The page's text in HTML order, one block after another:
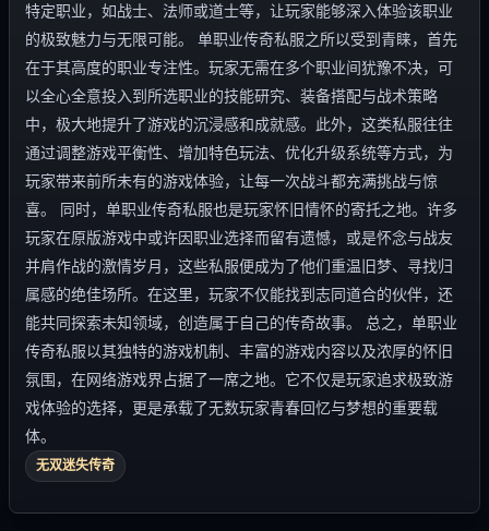
特定职业，如战士、法师或道士等，让玩家能够深入体验该职业
的极致魅力与无限可能。 单职业传奇私服之所以受到青睐，首先
在于其高度的职业专注性。玩家无需在多个职业间犹豫不决，可
以全心全意投入到所选职业的技能研究、装备搭配与战术策略
中，极大地提升了游戏的沉浸感和成就感。此外，这类私服往往
通过调整游戏平衡性、增加特色玩法、优化升级系统等方式，为
玩家带来前所未有的游戏体验，让每一次战斗都充满挑战与惊
喜。 同时，单职业传奇私服也是玩家怀旧情怀的寄托之地。许多
玩家在原版游戏中或许因职业选择而留有遗憾，或是怀念与战友
并肩作战的激情岁月，这些私服便成为了他们重温旧梦、寻找归
属感的绝佳场所。在这里，玩家不仅能找到志同道合的伙伴，还
能共同探索未知领域，创造属于自己的传奇故事。 总之，单职业
传奇私服以其独特的游戏机制、丰富的游戏内容以及浓厚的怀旧
氛围，在网络游戏界占据了一席之地。它不仅是玩家追求极致游
戏体验的选择，更是承载了无数玩家青春回忆与梦想的重要载
体。
无双迷失传奇